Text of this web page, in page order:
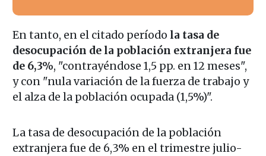
En tanto, en el citado período la tasa de
desocupación de la población extranjera fue
de 6,3%, "contrayéndose 1,5 pp. en 12 meses",
y con "nula variación de la fuerza de trabajo y
el alza de la población ocupada (1,5%)".
La tasa de desocupación de la población
extranjera fue de 6,3% en el trimestre julio-